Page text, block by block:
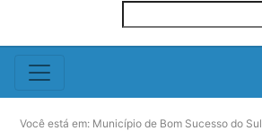
Você está em: Município de Bom Sucesso do Sul